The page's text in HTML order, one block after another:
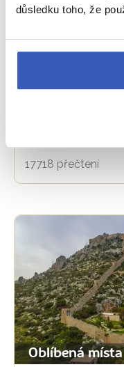
důsledku toho, že
Famagusta:
17718 přečtení
Oblíbená místa